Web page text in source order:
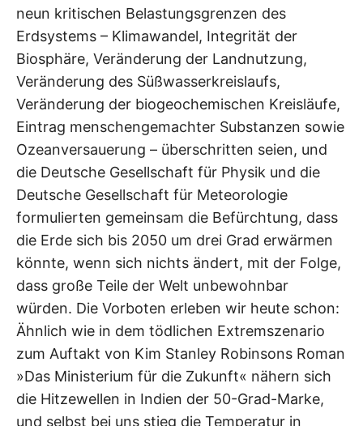
neun kritischen Belastungsgrenzen des
Erdsystems – Klimawandel, Integrität der
Biosphäre, Veränderung der Landnutzung,
Veränderung des Süßwasserkreislaufs,
Veränderung der biogeochemischen Kreisläufe,
Eintrag menschengemachter Substanzen sowie
Ozeanversauerung – überschritten seien, und
die Deutsche Gesellschaft für Physik und die
Deutsche Gesellschaft für Meteorologie
formulierten gemeinsam die Befürchtung, dass
die Erde sich bis 2050 um drei Grad erwärmen
könnte, wenn sich nichts ändert, mit der Folge,
dass große Teile der Welt unbewohnbar
würden. Die Vorboten erleben wir heute schon:
Ähnlich wie in dem tödlichen Extremszenario
zum Auftakt von Kim Stanley Robinsons Roman
»Das Ministerium für die Zukunft« nähern sich
die Hitzewellen in Indien der 50-Grad-Marke,
und selbst bei uns stieg die Temperatur in